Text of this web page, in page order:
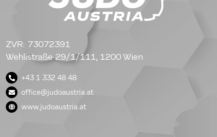
ZVR: 73072391
Wehlistraße 29/1/111, 1200 Wien
+43 1 332 48 48
office@judoaustria.at
www.judoaustria.at